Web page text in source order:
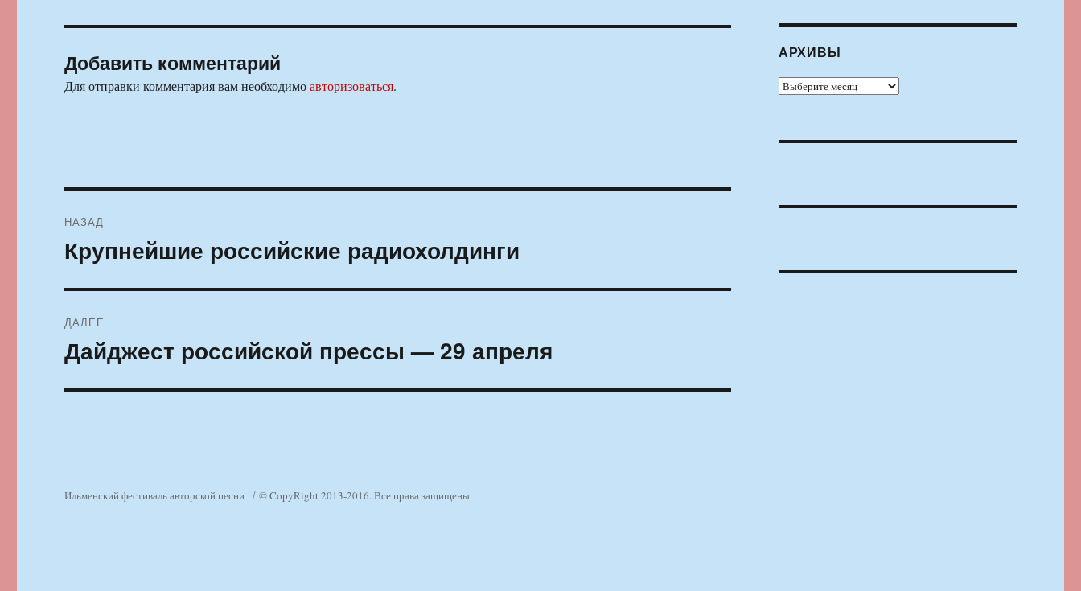
Добавить комментарий
Для отправки комментария вам необходимоавторизоваться.
по
НАЗАД
Предыдущая
запись:
Крупнейшие российские радиохолдинги
ДАЛЕЕ
Следующая
запись:
Дайджест российской прессы — 29 апреля
АРХИВЫ
Архивы
Ильменский фестиваль авторской песни © CopyRight 2013-2016. Все права защищены